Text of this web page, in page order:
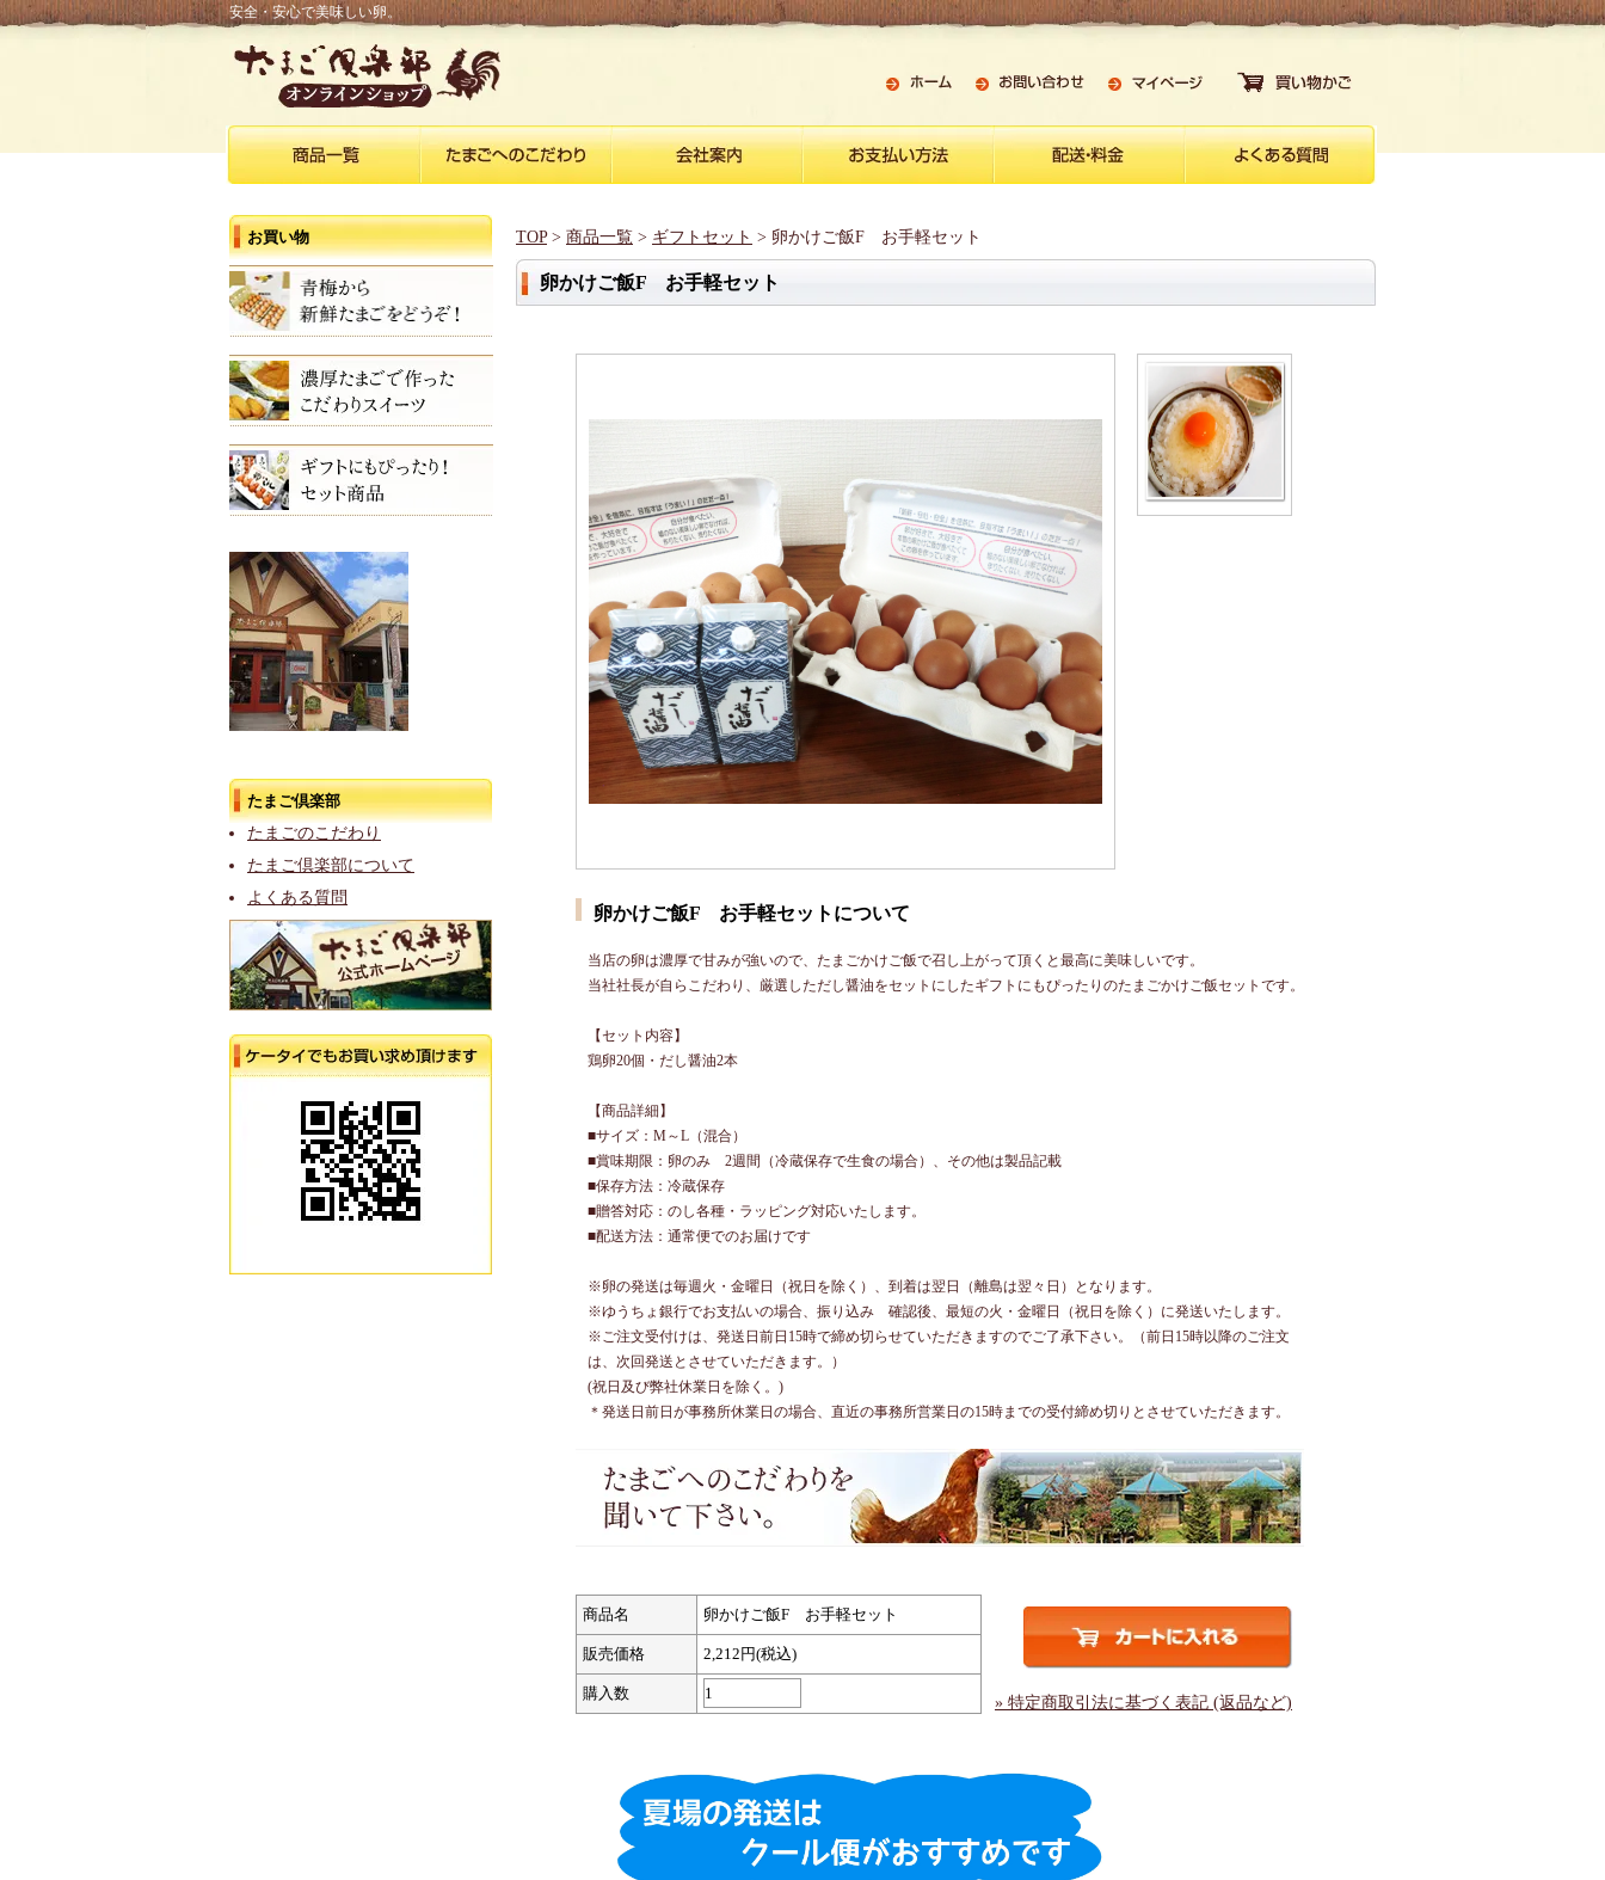
安全・安心で美味しい卵。
お買い物
たまご倶楽部
たまごのこだわり
たまご倶楽部について
よくある質問
TOP> 商品一覧 > ギフトセット > 卵かけご飯F お手軽セット
卵かけご飯F お手軽セット
卵かけご飯F お手軽セットについて
当店の卵は濃厚で甘みが強いので、たまごかけご飯で召し上がって頂くと最高に美味しいです。
当社社長が自らこだわり、厳選しただし醤油をセットにしたギフトにもぴったりのたまごかけご飯セットです。
【セット内容】
鶏卵20個・だし醤油2本
【商品詳細】
■サイズ：M～L（混合）
■賞味期限：卵のみ 2週間（冷蔵保存で生食の場合）、その他は製品記載
■保存方法：冷蔵保存
■贈答対応：のし各種・ラッピング対応いたします。
■配送方法：通常便でのお届けです
※卵の発送は毎週火・金曜日（祝日を除く）、到着は翌日（離島は翌々日）となります。
※ゆうちょ銀行でお支払いの場合、振り込み 確認後、最短の火・金曜日（祝日を除く）に発送いたします。
※ご注文受付けは、発送日前日15時で締め切らせていただきますのでご了承下さい。（前日15時以降のご注文
は、次回発送とさせていただきます。）
(祝日及び弊社休業日を除く。)
＊発送日前日が事務所休業日の場合、直近の事務所営業日の15時までの受付締め切りとさせていただきます。
商品名 卵かけご飯F お手軽セット
販売価格 2,212円(税込)
購入数
» 特定商取引法に基づく表記 (返品など)